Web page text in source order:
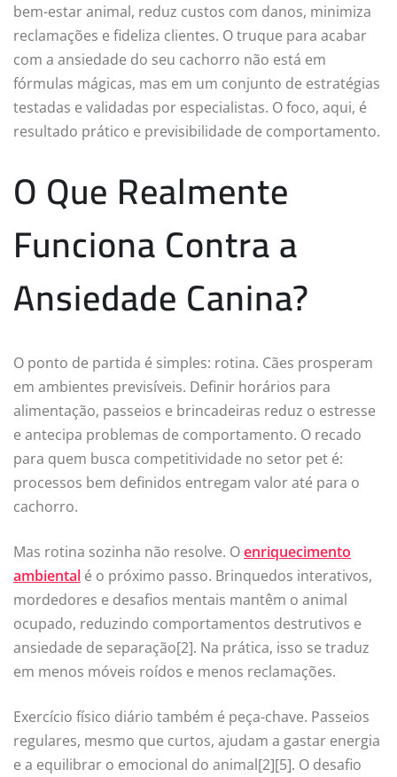
bem-estar animal, reduz custos com danos, minimiza
reclamações e fideliza clientes. O truque para acabar
com a ansiedade do seu cachorro não está em
fórmulas mágicas, mas em um conjunto de estratégias
testadas e validadas por especialistas. O foco, aqui, é
resultado prático e previsibilidade de comportamento.
O Que Realmente
Funciona Contra a
Ansiedade Canina?
O ponto de partida é simples: rotina. Cães prosperam
em ambientes previsíveis. Definir horários para
alimentação, passeios e brincadeiras reduz o estresse
e antecipa problemas de comportamento. O recado
para quem busca competitividade no setor pet é:
processos bem definidos entregam valor até para o
cachorro.
Mas rotina sozinha não resolve. Oenriquecimento
ambiental é o próximo passo. Brinquedos interativos,
mordedores e desafios mentais mantêm o animal
ocupado, reduzindo comportamentos destrutivos e
ansiedade de separação[2]. Na prática, isso se traduz
em menos móveis roídos e menos reclamações.
Exercício físico diário também é peça-chave. Passeios
regulares, mesmo que curtos, ajudam a gastar energia
e a equilibrar o emocional do animal[2][5]. O desafio